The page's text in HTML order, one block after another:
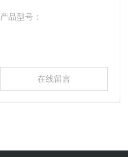
产品型号：
在线留言